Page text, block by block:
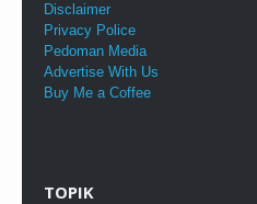
Disclaimer
Privacy Police
Pedoman Media
Advertise With Us
Buy Me a Coffee
TOPIK